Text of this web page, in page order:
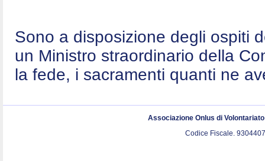
Sono a disposizione degli ospiti
un Ministro straordinario della
la fede, i sacramenti quanti ne
Associazione Onlus di
Codice Fiscale.